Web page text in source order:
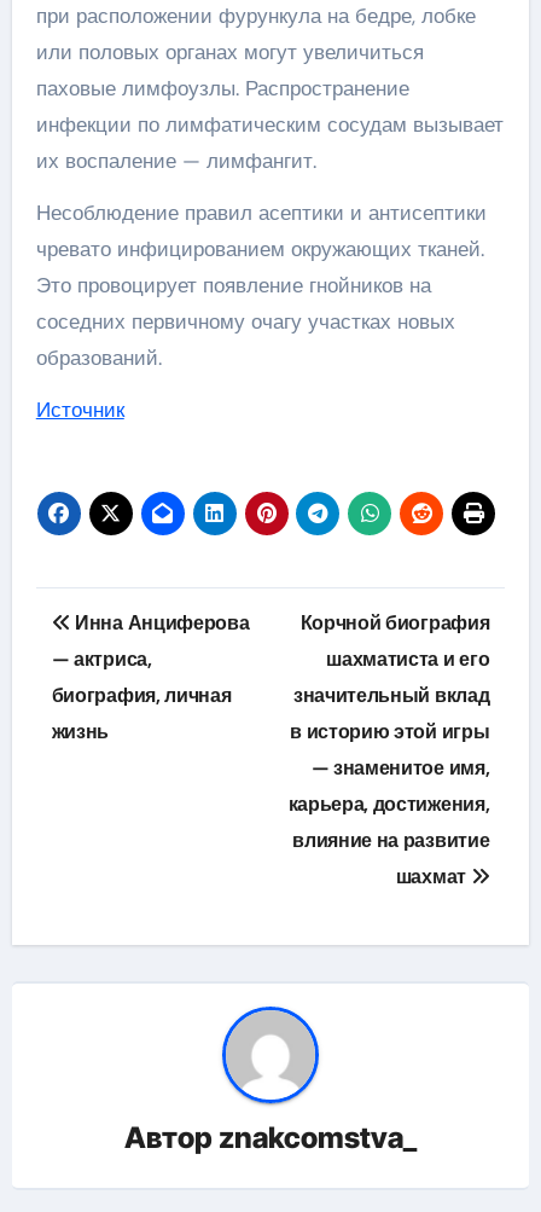
при расположении фурункула на бедре, лобке
или половых органах могут увеличиться
паховые лимфоузлы. Распространение
инфекции по лимфатическим сосудам вызывает
их воспаление — лимфангит.
Несоблюдение правил асептики и антисептики
чревато инфицированием окружающих тканей.
Это провоцирует появление гнойников на
соседних первичному очагу участках новых
образований.
Источник
Навигация
по
записям
Инна Анциферова
— актриса,
биография, личная
жизнь
Корчной биография
шахматиста и его
значительный вклад
в историю этой игры
— знаменитое имя,
карьера, достижения,
влияние на развитие
шахмат
Автор znakcomstva_